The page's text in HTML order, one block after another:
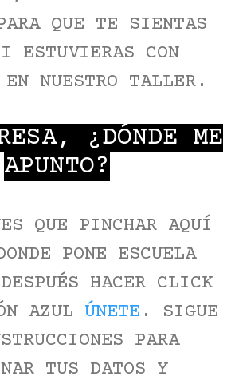
QUE TE SIENTAS
ESTUVIERAS CON
EN NUESTRO TALLER.
¿DÓNDE ME
APUNTO?
QUE PINCHAR AQUÍ
PONE ESCUELA
HACER CLICK
AZUL ÚNETE . SIGUE
PARA
TUS DATOS Y